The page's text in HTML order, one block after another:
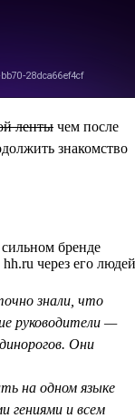
ленты чем после
знакомство
знали, что
руководители —
Они
на одном языке
гениями и всем